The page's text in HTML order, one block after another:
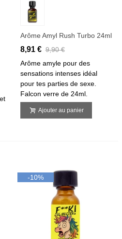
Arôme Amyl Rush Turbo 24ml
8,91 € 9,90 €
Arôme amyle pour des
sensations intenses idéal
pour tes parties de sexe.
Falcon verre de 24ml.
Ajouter au panier
-10%